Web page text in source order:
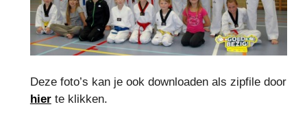
Deze foto’s kan je ook downloaden als zipfile door
hierte klikken.